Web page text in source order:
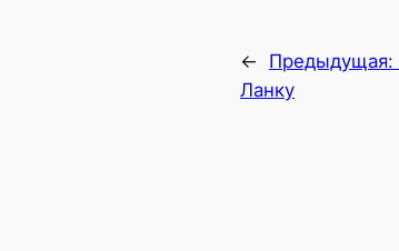
← Предыдущая:
Ланку